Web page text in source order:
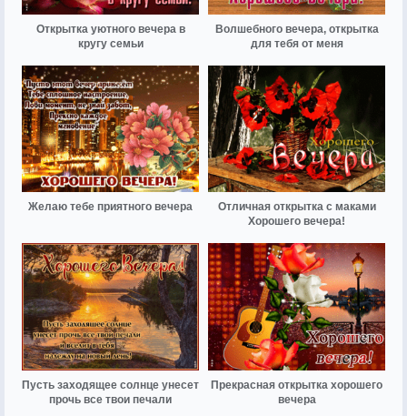
Открытка уютного вечера в
кругу семьи
Волшебного вечера, открытка
для тебя от меня
Желаю тебе приятного вечера
Отличная открытка с маками
Хорошего вечера!
Пусть заходящее солнце унесет
прочь все твои печали
Прекрасная открытка хорошего
вечера